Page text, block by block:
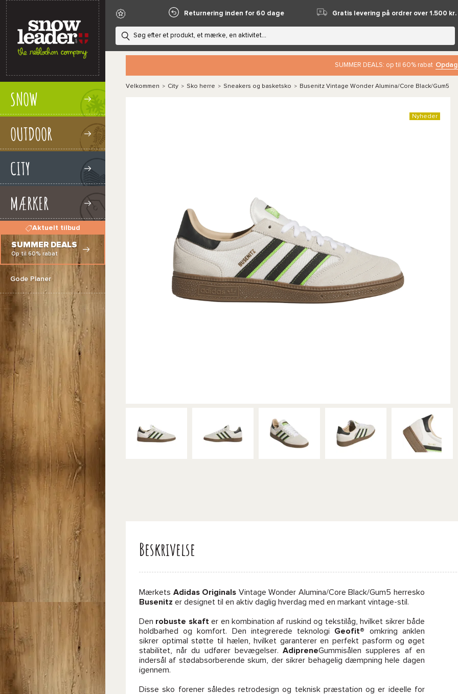
SNOW
OUTDOOR
CITY
MÆRKER
Aktuelt tilbud
SUMMER DEALS
Op til 60% rabat
Gode Planer
Returnering inden for 60 dage Gratis levering på ordrer over 1.500 kr.
SUMMER DEALS: op til 60% rabat Opdag
Velkommen > City > Sko herre > Sneakers og basketsko > Busenitz Vintage Wonder Alumina/Core Black/Gum5
Nyheder
Beskrivelse
Mærkets Adidas Originals Vintage Wonder Alumina/Core Black/Gum5 herresko
Busenitz er designet til en aktiv daglig hverdag med en markant vintage-stil.
Den robuste skaft er en kombination af ruskind og tekstilåg, hvilket sikrer både
holdbarhed og komfort. Den integrerede teknologi Geofit® omkring anklen
sikrer optimal støtte til hælen, hvilket garanterer en perfekt pasform og øget
stabilitet, når du udfører bevægelser.AdipreneGummisålen suppleres af en
indersål af stødabsorberende skum, der sikrer behagelig dæmpning hele dagen
igennem.
Disse sko forener således retrodesign og teknisk præstation og er ideelle for